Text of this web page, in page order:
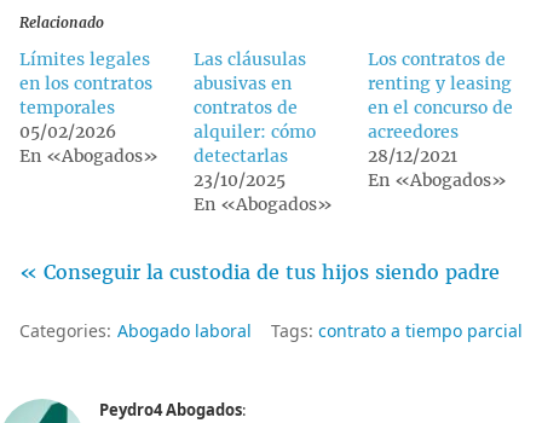
Relacionado
Límites legales
en los contratos
temporales
05/02/2026
En «Abogados»
Las cláusulas
abusivas en
contratos de
alquiler: cómo
detectarlas
23/10/2025
En «Abogados»
Los contratos de
renting y leasing
en el concurso de
acreedores
28/12/2021
En «Abogados»
« Conseguir la custodia de tus hijos siendo padre
Categories: Abogado laboral Tags: contrato a tiempo parcial
Peydro4 Abogados: